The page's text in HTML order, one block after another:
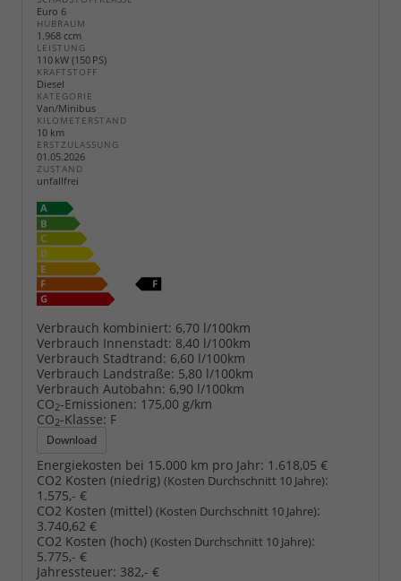
Euro 6
HUBRAUM
1.968 ccm
LEISTUNG
110 kW (150 PS)
KRAFTSTOFF
Diesel
KATEGORIE
Van/Minibus
KILOMETERSTAND
10 km
ERSTZULASSUNG
01.05.2026
ZUSTAND
unfallfrei
Verbrauch kombiniert: 6,70 l/100km
Verbrauch Innenstadt: 8,40 l/100km
Verbrauch Stadtrand: 6,60 l/100km
Verbrauch Landstraße: 5,80 l/100km
Verbrauch Autobahn: 6,90 l/100km
CO2-Emissionen: 175,00 g/km
CO2-Klasse: F
Download
Energiekosten bei 15.000 km pro Jahr: 1.618,05 €
CO2 Kosten (niedrig) (Kosten Durchschnitt 10 Jahre):
1.575,- €
CO2 Kosten (mittel) (Kosten Durchschnitt 10 Jahre):
3.740,62 €
CO2 Kosten (hoch) (Kosten Durchschnitt 10 Jahre):
5.775,- €
Jahressteuer: 382,- €